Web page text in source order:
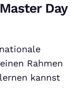
Day
Rahmen
kannst